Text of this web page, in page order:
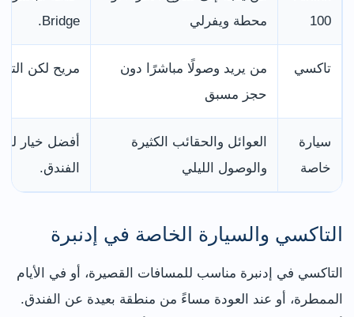
100
محطة ويفرلي
Bridge.
تاكسي
من يريد وصولًا مباشرًا دون
حجز مسبق
مريح لكن
سيارة
خاصة
العوائل والحقائب الكثيرة
والوصول الليلي
أفضل خيار
الفندق.
التاكسي والسيارة الخاصة في إدنبرة
التاكسي في إدنبرة مناسب للمسافات القصيرة، أو في الأيام
الممطرة، أو عند العودة مساءً من منطقة بعيدة عن الفندق.